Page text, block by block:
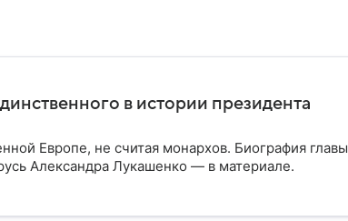
в истории президента
Европе, не считая монархов. Биография главы
Александра Лукашенко — в материале.